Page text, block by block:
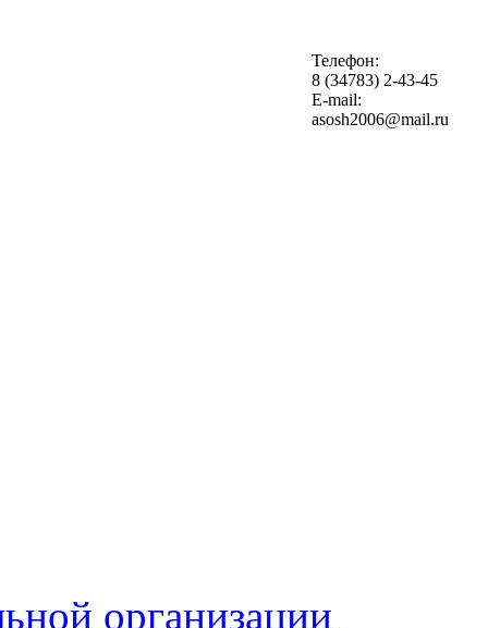
Телефон:
8 (34783) 2-43-45
E-mail:
asosh2006@mail.ru
организации